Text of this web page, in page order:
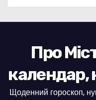
Про
календар,
Щоденний гороскоп,